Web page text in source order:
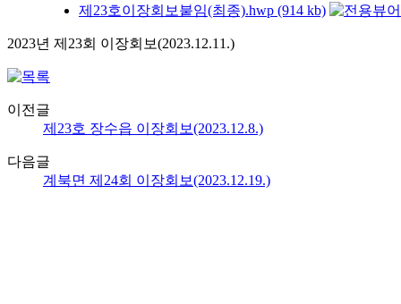
제23호이장회보붙임(최종).hwp (914 kb)
2023년 제23회 이장회보(2023.12.11.)
이전글
제23호 장수읍 이장회보(2023.12.8.)
다음글
계북면 제24회 이장회보(2023.12.19.)